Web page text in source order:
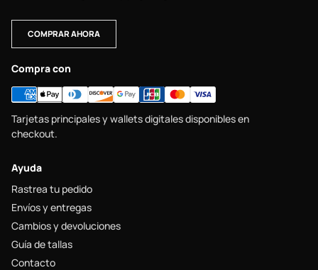
COMPRAR AHORA
Compra con
Tarjetas principales y wallets digitales disponibles en
checkout.
Ayuda
Rastrea tu pedido
Envíos y entregas
Cambios y devoluciones
Guía de tallas
Contacto